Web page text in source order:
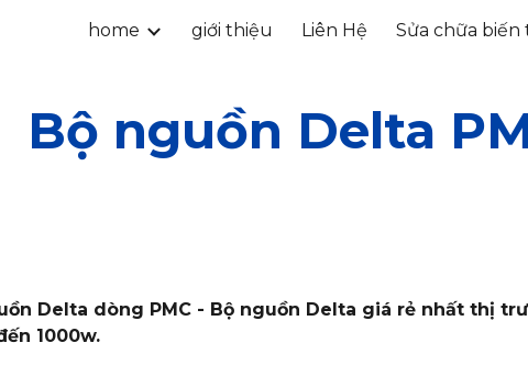
Skip to main content Skip to
home giới thiệu Liên Hệ Sửa chữa biến
Bộ nguồn Delta
Delta dòng PMC - Bộ nguồn Delta giá rẻ nhất thị
1000w.